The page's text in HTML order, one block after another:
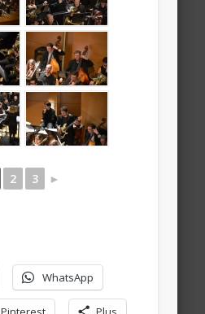
2 3 ►
WhatsApp